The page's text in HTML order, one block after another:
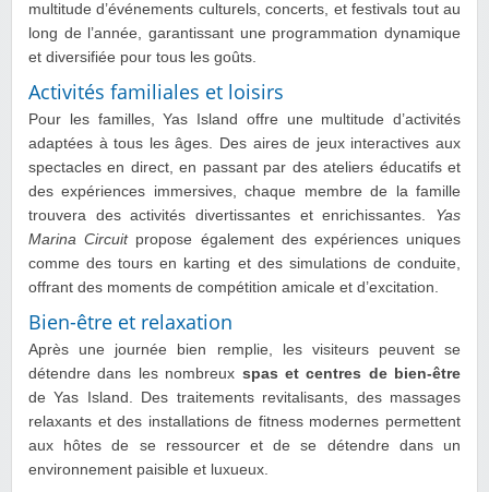
multitude d’événements culturels, concerts, et festivals tout au
long de l’année, garantissant une programmation dynamique
et diversifiée pour tous les goûts.
Activités familiales et loisirs
Pour les familles, Yas Island offre une multitude d’activités
adaptées à tous les âges. Des aires de jeux interactives aux
spectacles en direct, en passant par des ateliers éducatifs et
des expériences immersives, chaque membre de la famille
trouvera des activités divertissantes et enrichissantes. Yas
Marina Circuitpropose également des expériences uniques
comme des tours en karting et des simulations de conduite,
offrant des moments de compétition amicale et d’excitation.
Bien-être et relaxation
Après une journée bien remplie, les visiteurs peuvent se
détendre dans les nombreux spas et centres de bien-être
de Yas Island. Des traitements revitalisants, des massages
relaxants et des installations de fitness modernes permettent
aux hôtes de se ressourcer et de se détendre dans un
environnement paisible et luxueux.